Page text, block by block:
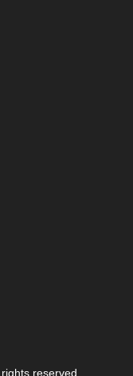
reserved.